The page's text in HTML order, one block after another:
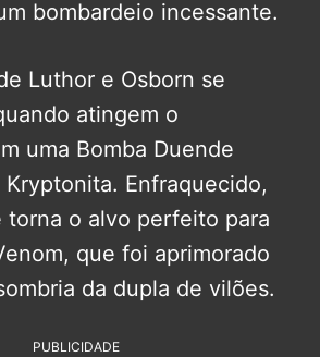
bombardeio incessante.
Luthor e Osborn se
atingem o
uma Bomba Duende
Kryptonita. Enfraquecido,
torna o alvo perfeito para
que foi aprimorado
da dupla de vilões.
PUBLICIDADE